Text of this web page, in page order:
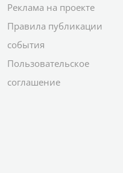
Реклама на проекте
Правила публикации
события
Пользовательское
соглашение